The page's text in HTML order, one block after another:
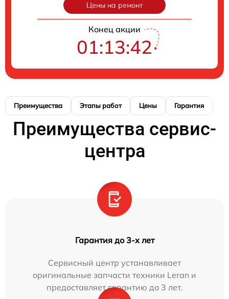
Цены на ремонт
Конец акции
01:13:40
Преимущества Этапы работ Цены Гарантия
Преимущества сервис-
центра
Гарантия до 3-х лет
Сервисный центр устанавливает
оригинальные запчасти техники Leran и
предоставляет гарантию до 3 лет.